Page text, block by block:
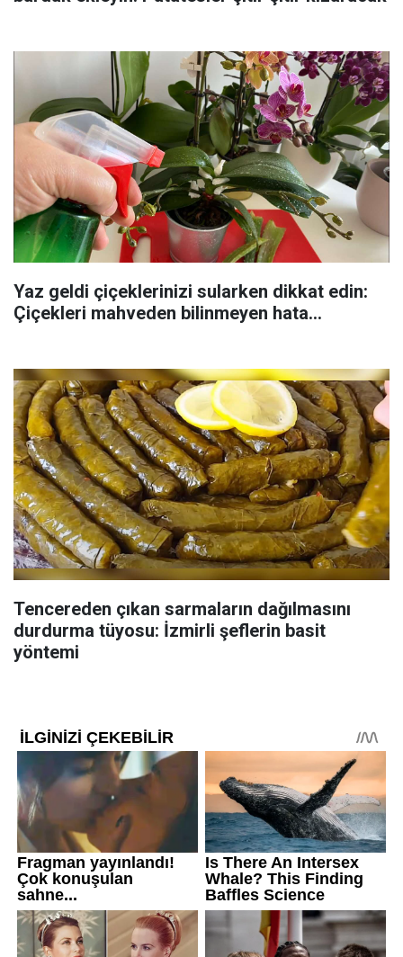
Yaz geldi çiçeklerinizi sularken dikkat edin:
Çiçekleri mahveden bilinmeyen hata...
Tencereden çıkan sarmaların dağılmasını
durdurma tüyosu: İzmirli şeflerin basit
yöntemi